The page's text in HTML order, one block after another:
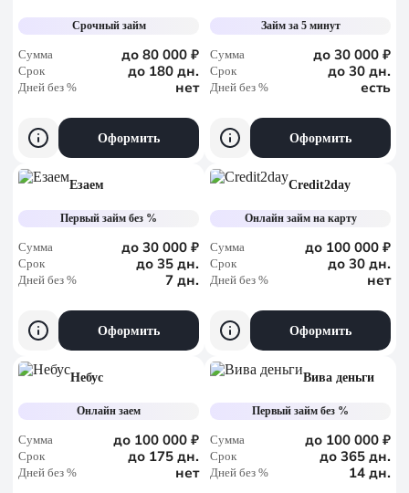
Срочный займ
Сумма до 80 000 ₽
Срок до 180 дн.
Дней без % нет
Оформить
Займ за 5 минут
Сумма до 30 000 ₽
Срок до 30 дн.
Дней без % есть
Оформить
Езаем
Первый займ без %
Сумма до 30 000 ₽
Срок до 35 дн.
Дней без % 7 дн.
Оформить
Credit2day
Онлайн займ на карту
Сумма до 100 000 ₽
Срок до 30 дн.
Дней без % нет
Оформить
Небус
Онлайн заем
Сумма до 100 000 ₽
Срок до 175 дн.
Дней без % нет
Вива деньги
Первый займ без %
Сумма до 100 000 ₽
Срок до 365 дн.
Дней без % 14 дн.